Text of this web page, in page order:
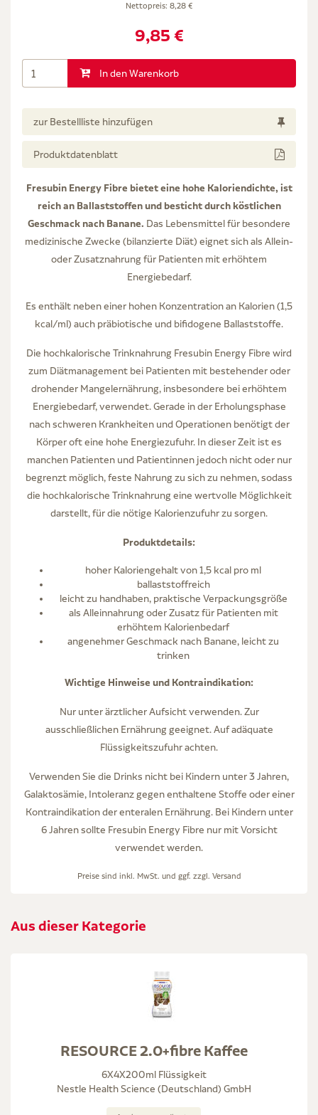
Nettopreis: 8,28 €
9,85 €
In den Warenkorb
zur Bestellliste hinzufügen
Produktdatenblatt
Fresubin Energy Fibre bietet eine hohe Kaloriendichte, ist
reich an Ballaststoffen und besticht durch köstlichen
Geschmack nach Banane. Das Lebensmittel für besondere
medizinische Zwecke (bilanzierte Diät) eignet sich als Allein-
oder Zusatznahrung für Patienten mit erhöhtem
Energiebedarf.
Es enthält neben einer hohen Konzentration an Kalorien (1,5
kcal/ml) auch präbiotische und bifidogene Ballaststoffe.
Die hochkalorische Trinknahrung Fresubin Energy Fibre wird
zum Diätmanagement bei Patienten mit bestehender oder
drohender Mangelernährung, insbesondere bei erhöhtem
Energiebedarf, verwendet. Gerade in der Erholungsphase
nach schweren Krankheiten und Operationen benötigt der
Körper oft eine hohe Energiezufuhr. In dieser Zeit ist es
manchen Patienten und Patientinnen jedoch nicht oder nur
begrenzt möglich, feste Nahrung zu sich zu nehmen, sodass
die hochkalorische Trinknahrung eine wertvolle Möglichkeit
darstellt, für die nötige Kalorienzufuhr zu sorgen.
Produktdetails:
hoher Kaloriengehalt von 1,5 kcal pro ml
ballaststoffreich
leicht zu handhaben, praktische Verpackungsgröße
als Alleinnahrung oder Zusatz für Patienten mit
erhöhtem Kalorienbedarf
angenehmer Geschmack nach Banane, leicht zu
trinken
Wichtige Hinweise und Kontraindikation:
Nur unter ärztlicher Aufsicht verwenden. Zur
ausschließlichen Ernährung geeignet. Auf adäquate
Flüssigkeitszufuhr achten.
Verwenden Sie die Drinks nicht bei Kindern unter 3 Jahren,
Galaktosämie, Intoleranz gegen enthaltene Stoffe oder einer
Kontraindikation der enteralen Ernährung. Bei Kindern unter
6 Jahren sollte Fresubin Energy Fibre nur mit Vorsicht
verwendet werden.
Preise sind inkl. MwSt. und ggf. zzgl. Versand
Aus dieser Kategorie
RESOURCE 2.0+fibre Kaffee
6X4X200ml Flüssigkeit
Nestle Health Science (Deutschland) GmbH